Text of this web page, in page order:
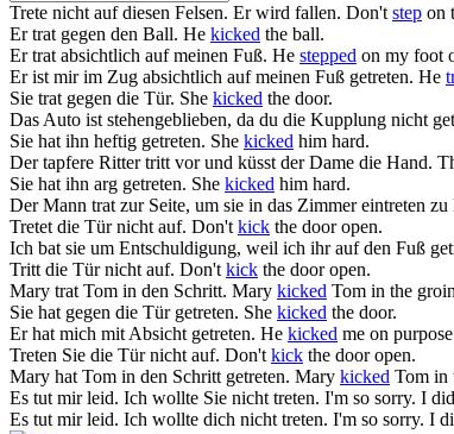
Trete nicht auf diesen Felsen. Er wird fallen. Don't step on
Ertrat gegen den Ball. He kicked the ball.
Ertrat absichtlich auf meinen Fuß. He stepped on my foot
Er ist mir im Zug absichtlich auf meinen Fuß getreten. He
Sie trat gegen die Tür. She kicked the door.
Das Auto ist stehengeblieben, da du die Kupplung nicht
Sie hat ihn heftig getreten. She kicked him hard.
Der tapfere Rittertritt vor und küsst der Dame die Hand.
Sie hat ihn arg getreten. She kicked him hard.
Der Mann trat zur Seite, um sie in das Zimmer eintreten zu
Tretet die Tür nicht auf. Don't kick the door open.
Ich bat sie um Entschuldigung, weil ich ihr auf den Fuß
Tritt die Tür nicht auf. Don't kick the door open.
Mary trat Tom in den Schritt. Mary kicked Tom in the
Sie hat gegen die Tür getreten. She kicked the door.
Er hat mich mit Absicht getreten. He kicked me on
Treten Sie die Tür nicht auf. Don't kick the door open.
Mary hat Tom in den Schritt getreten. Mary kicked Tom in
Es tut mir leid. Ich wollte Sie nicht treten. I'm so sorry. I
Es tut mir leid. Ich wollte dich nicht treten. I'm so sorry. I